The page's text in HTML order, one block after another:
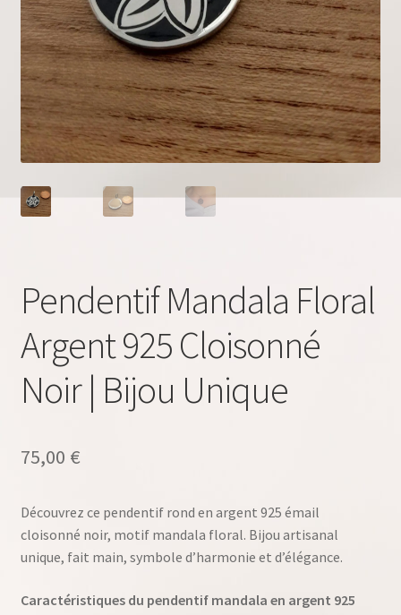
Pendentif Mandala Floral
Argent 925 Cloisonné
Noir | Bijou Unique
75,00 €
Découvrez ce pendentif rond en argent 925 émail
cloisonné noir, motif mandala floral. Bijou artisanal
unique, fait main, symbole d’harmonie et d’élégance.
Caractéristiques du pendentif mandala en argent 925